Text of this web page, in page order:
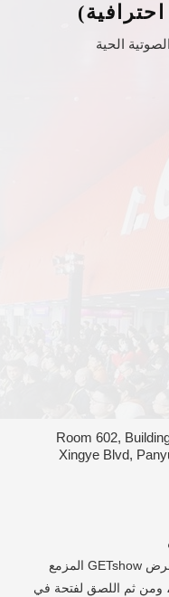
الحية
Room 602,
Xingye Blvd,
يسعدنا أن نرحب بك للتسجيل في حضور معرض GETshow المزمع
ومن ثم اللصق لفتحة في